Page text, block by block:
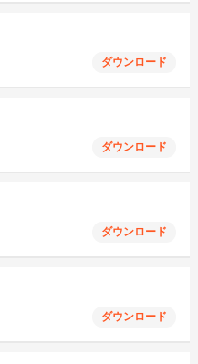
ダウンロード
ダウンロード
ダウンロード
ダウンロード